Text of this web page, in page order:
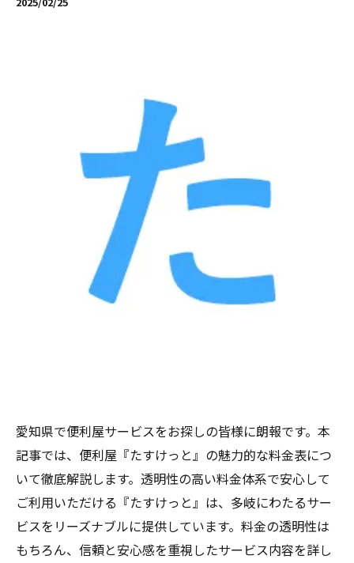
愛知県で便利屋サービスをお探しの皆様に朗報です。本
記事では、便利屋『たすけっと』の魅力的な料金表につ
いて徹底解説します。透明性の高い料金体系で安心して
ご利用いただける『たすけっと』は、多岐にわたるサー
ビスをリーズナブルに提供しています。料金の透明性は
もちろん、信頼と安心感を重視したサービス内容を詳し